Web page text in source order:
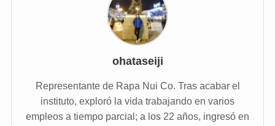
ohataseiji
Representante de Rapa Nui Co. Tras acabar el
instituto, exploró la vida trabajando en varios
empleos a tiempo parcial; a los 22 años, ingresó en